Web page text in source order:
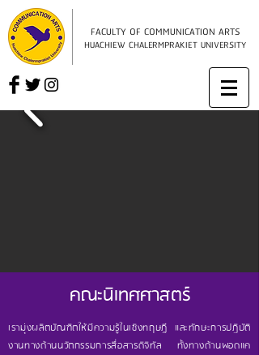
FACULTY OF COMMUNICATION ARTS
HUACHIEW CHALERMPRAKIET UNIVERSITY
คณะนิเทศศาสตร์
เรามุ่งผลิตบัณฑิตให้มีความรู้ในเชิงทฤษฎี และทักษะการปฏิบัติ
งานทางด้านนวัตกรรมการสื่อสารดิจิทัล ทั้งทางด้านพอดแค